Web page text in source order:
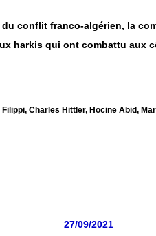
du conflit franco-algérien, la
harkis qui ont combattu aux
Charles Hittler, Hocine Abid,
27/09/2021